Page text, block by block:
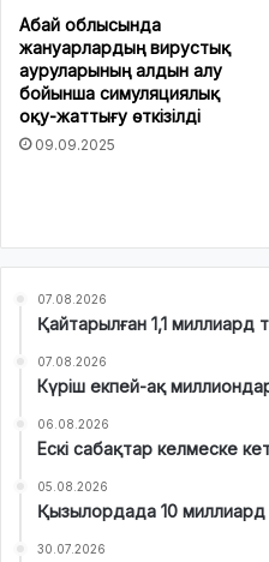
Абай облысында
жануарлардың вирустық
ауруларының алдын алу
бойынша симуляциялық
оқу-жаттығу өткізілді
09.09.2025
07.08.2026
Қайтарылған 1,1 миллиард
07.08.2026
Күріш екпей-ақ
06.08.2026
Ескі сабақтар келмеске
05.08.2026
Қызылордада 10
30.07.2026